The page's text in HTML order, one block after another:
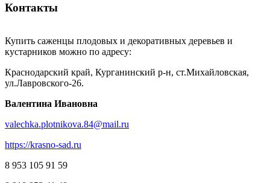
Контакты
Купить саженцы плодовых и декоративных деревьев и
кустарников можно по адресу:
Краснодарский край, Курганинский р-н, ст.Михайловская,
ул.Лавровского-26.
Валентина Ивановна
valechka.plotnikova.84@mail.ru
https://krasno-sad.ru
8 953 105 91 59